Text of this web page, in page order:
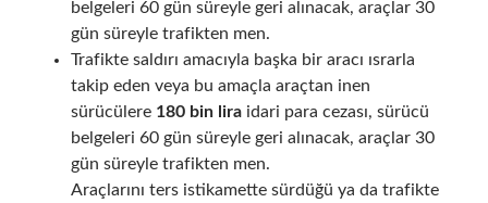
belgeleri 60 gün süreyle geri alınacak, araçlar 30
gün süreyle trafikten men.
Trafikte saldırı amacıyla başka bir aracı ısrarla
takip eden veya bu amaçla araçtan inen
sürücülere 180 bin liraidari para cezası, sürücü
belgeleri 60 gün süreyle geri alınacak, araçlar 30
gün süreyle trafikten men.
Araçlarını ters istikamette sürdüğü ya da trafikte